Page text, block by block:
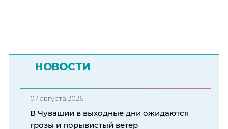
НОВОСТИ
07 августа 2026
В Чувашии в выходные дни ожидаются
грозы и порывистый ветер